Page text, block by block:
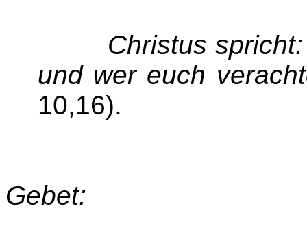
Christus
und wer euch
10,16).
Gebet: